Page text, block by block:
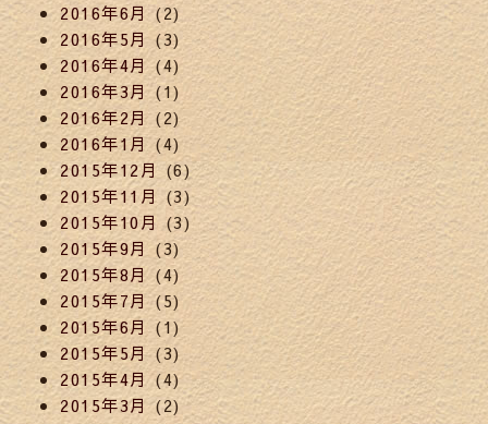
2016年6月 (2)
2016年5月(3)
2016年4月(4)
2016年3月(1)
2016年2月(2)
2016年1月(4)
2015年12月 (6)
2015年11月 (3)
2015年10月 (3)
2015年9月 (3)
2015年8月(4)
2015年7月(5)
2015年6月 (1)
2015年5月(3)
2015年4月(4)
2015年3月 (2)